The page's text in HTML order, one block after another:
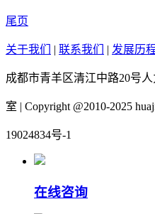
尾页
关于我们 | 联系我们 | 发展历
成都市青羊区清江中路20号
室 | Copyright @2010-2025
19024834号-1
在线咨询